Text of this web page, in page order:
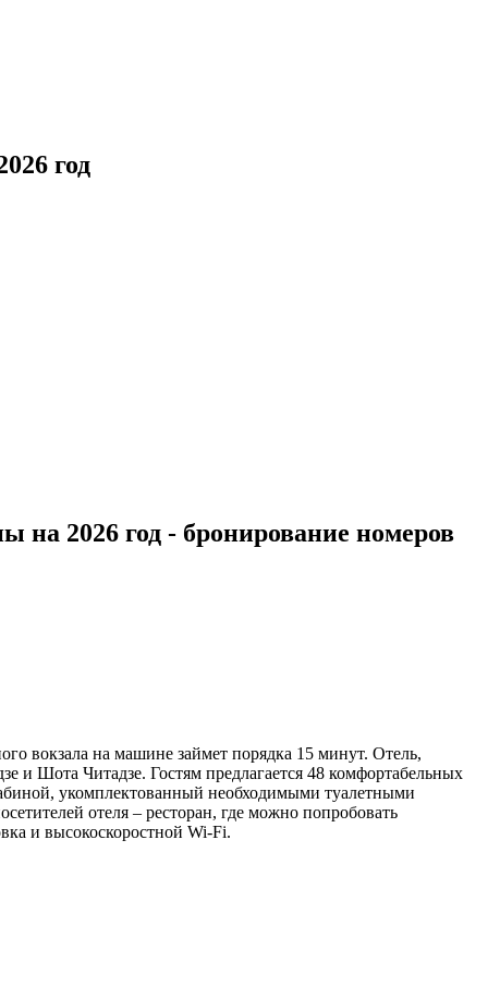
год
на 2026 год - бронирование номеров
вокзала на машине займет порядка 15 минут. Отель,
и Шота Читадзе. Гостям предлагается 48 комфортабельных
укомплектованный необходимыми туалетными
отеля – ресторан, где можно попробовать
и высокоскоростной Wi-Fi.